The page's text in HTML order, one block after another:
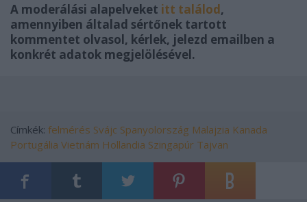
A moderálási alapelveket itt találod,
amennyiben általad sértőnek tartott
kommentet olvasol, kérlek, jelezd emailben a
konkrét adatok megjelölésével.
Címkék: felmérés Svájc Spanyolország Malajzia Kanada
Portugália Vietnám Hollandia Szingapúr Tajvan